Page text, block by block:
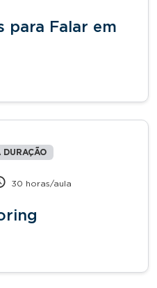
para Falar em
DURAÇÃO
30 horas/aula